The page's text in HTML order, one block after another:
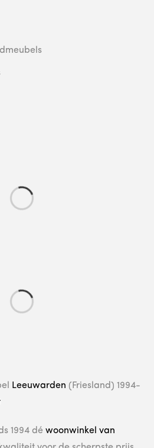
Leeuwarden (Friesland) 1994-
1994 dé woonwinkel van